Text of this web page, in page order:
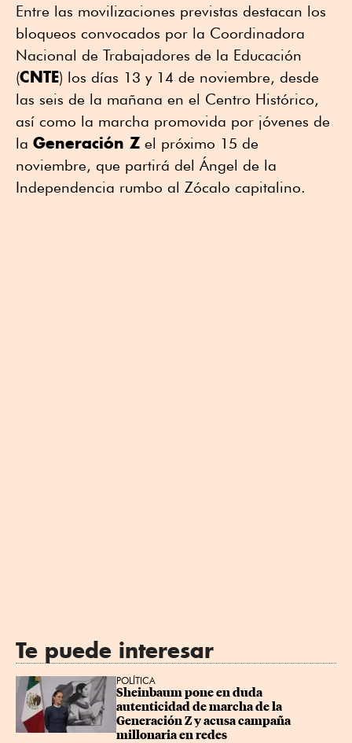
Entre las movilizaciones previstas destacan los
bloqueos convocados por la Coordinadora
Nacional de Trabajadores de la Educación
(CNTE) los días 13 y 14 de noviembre, desde
las seis de la mañana en el Centro Histórico,
así como la marcha promovida por jóvenes de
la Generación Z el próximo 15 de
noviembre, que partirá del Ángel de la
Independencia rumbo al Zócalo capitalino.
Te puede interesar
POLÍTICA
Sheinbaum pone en duda
autenticidad de marcha de la
Generación Z y acusa campaña
millonaria en redes